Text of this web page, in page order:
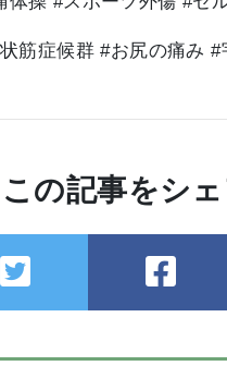
筋症候群 #お尻の痛み
この記事をシ